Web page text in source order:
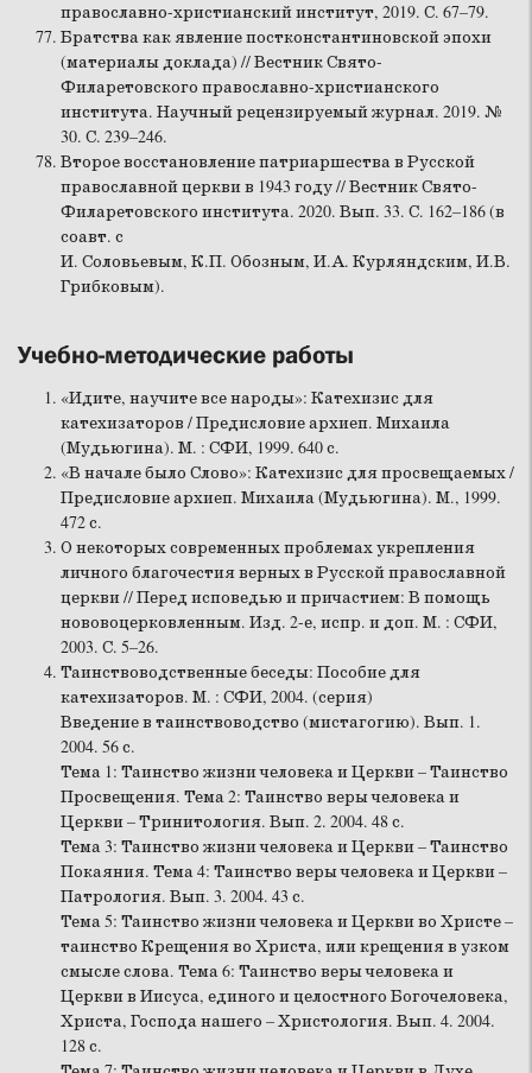
православно-христианский институт, 2019. С. 67–79.
Братства как явление постконстантиновской эпохи
(материалы доклада) // Вестник Свято-
Филаретовского православно-христианского
института. Научный рецензируемый журнал. 2019. №
30. С. 239–246.
Второе восстановление патриаршества в Русской
православной церкви в 1943 году // Вестник Свято-
Филаретовского института. 2020. Вып. 33. С. 162–186 (в
соавт. с
И. Соловьевым, К.П. Обозным, И.А. Курляндским, И.В.
Грибковым).
Учебно-методические работы
«Идите, научите все народы»: Катехизис для
катехизаторов / Предисловие архиеп. Михаила
(Мудьюгина). М. : СФИ, 1999. 640 с.
«В начале было Слово»: Катехизис для просвещаемых /
Предисловие архиеп. Михаила (Мудьюгина). М., 1999.
472 с.
О некоторых современных проблемах укрепления
личного благочестия верных в Русской православной
церкви // Перед исповедью и причастием: В помощь
нововоцерковленным. Изд. 2-е, испр. и доп. М. : СФИ,
2003. С. 5–26.
Таинствоводственные беседы: Пособие для
катехизаторов. М. : СФИ, 2004. (серия)
Введение в таинствоводство (мистагогию). Вып. 1.
2004. 56 с.
Тема 1: Таинство жизни человека и Церкви – Таинство
Просвещения. Тема 2: Таинство веры человека и
Церкви – Тринитология. Вып. 2. 2004. 48 с.
Тема 3: Таинство жизни человека и Церкви – Таинство
Покаяния. Тема 4: Таинство веры человека и Церкви –
Патрология. Вып. 3. 2004. 43 с.
Тема 5: Таинство жизни человека и Церкви во Христе –
таинство Крещения во Христа, или крещения в узком
смысле слова. Тема 6: Таинство веры человека и
Церкви в Иисуса, единого и целостного Богочеловека,
Христа, Господа нашего – Христология. Вып. 4. 2004.
128 с.